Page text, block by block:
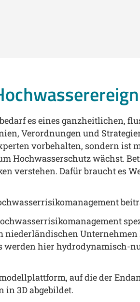
es eines ganzheitlichen,
Verordnungen und
vorbehalten, sondern ist
Hochwasserschutz wächst.
verstehen. Dafür braucht es
hier hydrodynamisch-
auf die der
in 3D abgebildet.